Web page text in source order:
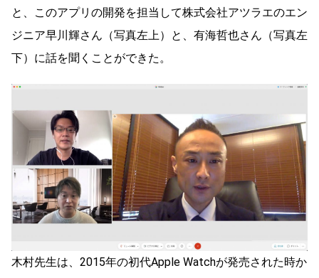
と、このアプリの開発を担当して株式会社アツラエのエン
ジニア早川輝さん（写真左上）と、有海哲也さん（写真左
下）に話を聞くことができた。
木村先生は、2015年の初代Apple Watchが発売された時か